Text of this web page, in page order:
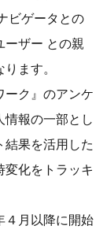
ビゲータとの
ーザー との親
ます。
ク』のアンケ
情報の一部とし
結果を活用した
変化をトラッキ
月以降に開始